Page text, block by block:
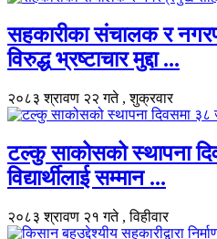
सहकारीका संचालक र
विरुद्ध भ्रष्टाचार मुद्दा ...
२०८३ श्रावण २२ गते , शुक्रवार
टल्कु साकोसको स्थापना
विद्यार्थीलाई सम्मान ...
२०८३ श्रावण २१ गते , विहीवार